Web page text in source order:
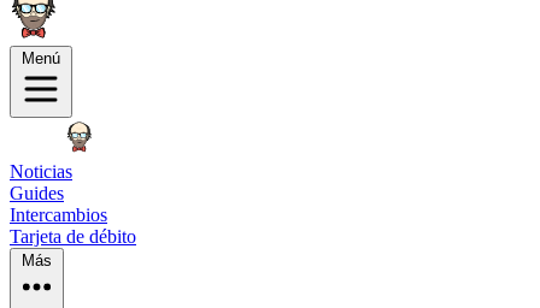
Menú
Noticias
Guides
Intercambios
Tarjeta de débito
Más